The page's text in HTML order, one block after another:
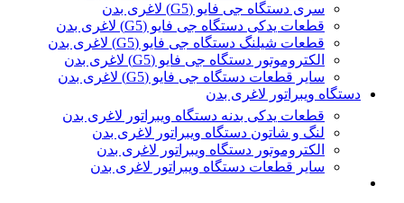
سری دستگاه جی فایو (G5) لاغری بدن
قطعات یدکی دستگاه جی فایو (G5) لاغری بدن
قطعات شیلنگ دستگاه جی فایو (G5) لاغری بدن
الکتروموتور دستگاه جی فایو (G5) لاغری بدن
سایر قطعات دستگاه جی فایو (G5) لاغری بدن
دستگاه ویبراتور لاغری بدن
قطعات یدکی بدنه دستگاه ویبراتور لاغری بدن
لنگ و شاتون دستگاه ویبراتور لاغری بدن
الکتروموتور دستگاه ویبراتور لاغری بدن
سایر قطعات دستگاه ویبراتور لاغری بدن